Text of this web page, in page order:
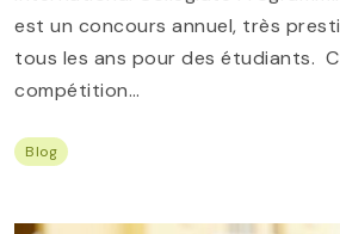
est un concours annuel, très
tous les ans pour des étudiants.
compétition…
Blog